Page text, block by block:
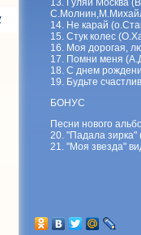
13. Гуляй Москва
14. Не карай
15. Стук колес
16. Моя дорогая,
17. Помни меня
18. С днем
19. Будьте
БОНУС
Песни нового
20. "Падала
21. "Моя звезда"